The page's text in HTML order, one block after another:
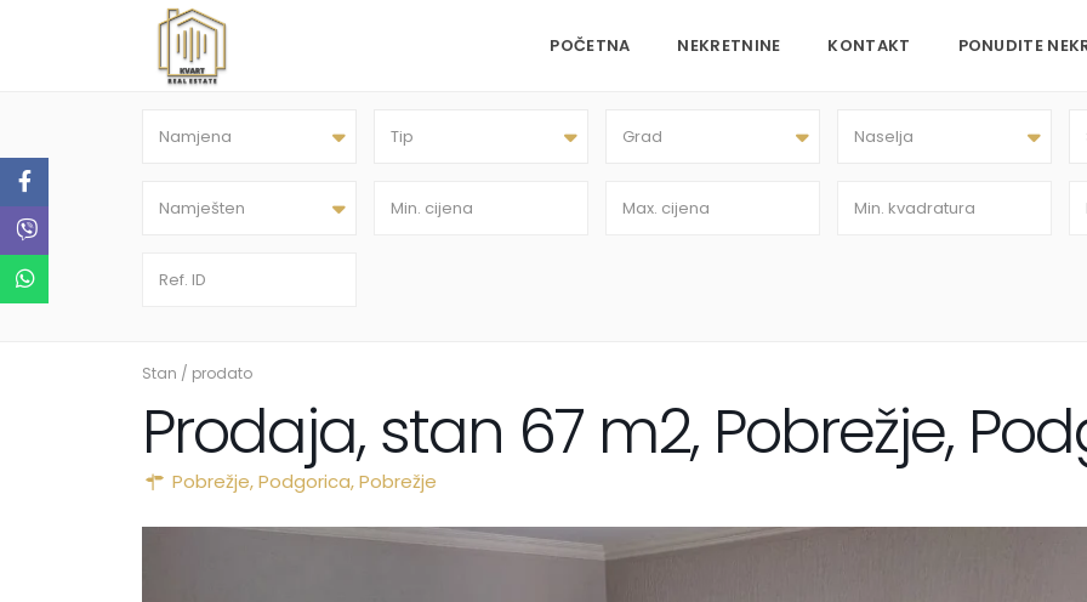
POČETNA NEKRETNINE KONTAKT PONUDITE
Namjena Tip Grad Naselja
Namješten
Stan / prodato
Prodaja, stan 67 m2, Pobrežje,
Pobrežje,Podgorica,Pobrežje